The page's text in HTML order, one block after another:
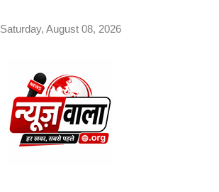
Saturday, August 08, 2026